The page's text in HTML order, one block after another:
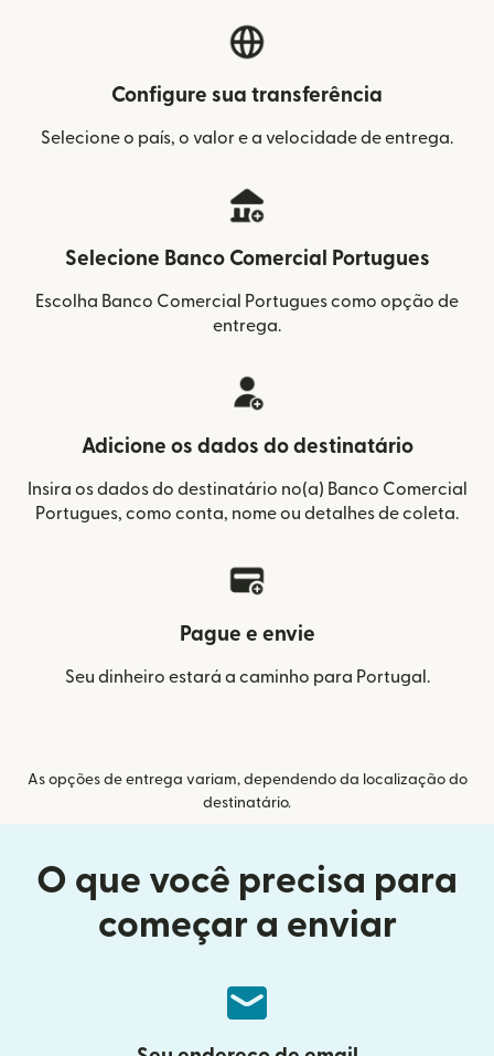
Configure sua transferência
Selecione o país, o valor e a velocidade de entrega.
Selecione Banco Comercial Portugues
Escolha Banco Comercial Portugues como opção de
entrega.
Adicione os dados do destinatário
Insira os dados do destinatário no(a) Banco Comercial
Portugues, como conta, nome ou detalhes de coleta.
Pague e envie
Seu dinheiro estará a caminho para Portugal.
As opções de entrega variam, dependendo da localização do
destinatário.
O que você precisa para
começar a enviar